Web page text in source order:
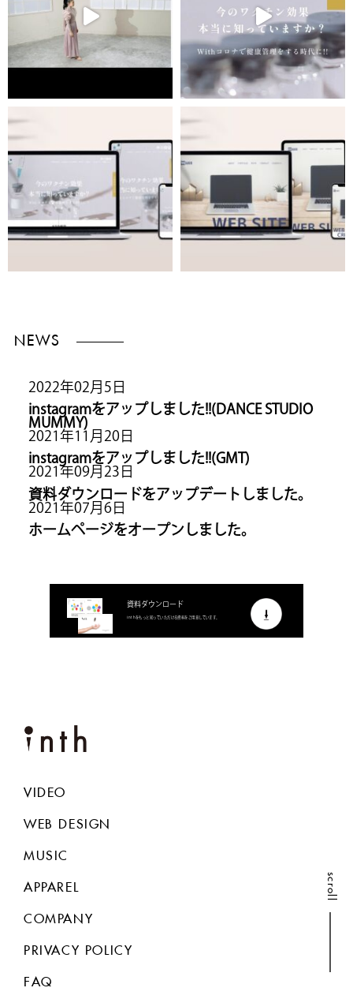
scroll
NEWS
2022年02月5日
instagramをアップしました!!(DANCE STUDIO
MUMMY)
2021年11月20日
instagramをアップしました!!(GMT)
2021年09月23日
資料ダウンロードをアップデートしました。
2021年07月6日
ホームページをオープンしました。
資料ダウンロード
inthをもっと知っていただける資料をご用意しています。
VIDEO
WEB DESIGN
MUSIC
APPAREL
COMPANY
PRIVACY POLICY
FAQ